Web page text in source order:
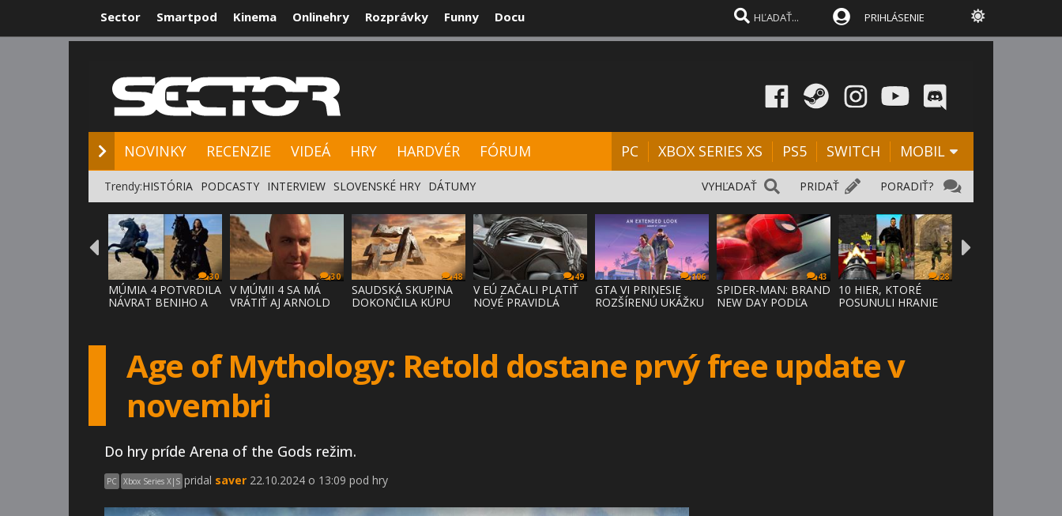
Sector Smartpod Kinema Onlinehry Rozprávky Funny Docu PRIHLÁSENIE
NOVINKY RECENZIE VIDEÁ HRY HARDVÉR FÓRUM PC XBOX SERIES XS PS5 SWITCH MOBIL
PORADIŤ?
PRIDAŤ
VYHĽADAŤ
Trendy:HISTÓRIA PODCASTY INTERVIEW SLOVENSKÉ HRY DÁTUMY
30
MÚMIA 4 POTVRDILA
NÁVRAT BENIHO A
30
V MÚMII 4 SA MÁ
VRÁTIŤ AJ ARNOLD
48
SAUDSKÁ SKUPINA
DOKONČILA KÚPU
49
V EÚ ZAČALI PLATIŤ
NOVÉ PRAVIDLÁ
106
GTA VI PRINESIE
ROZŠÍRENÚ UKÁŽKU
43
SPIDER-MAN: BRAND
NEW DAY PODĽA
28
10 HIER, KTORÉ
POSUNULI HRANIE
Age of Mythology: Retold dostane prvý free update v
novembri
Do hry príde Arena of the Gods režim.
PC Xbox Series X|S pridal saver 22.10.2024 o 13:09 pod hry